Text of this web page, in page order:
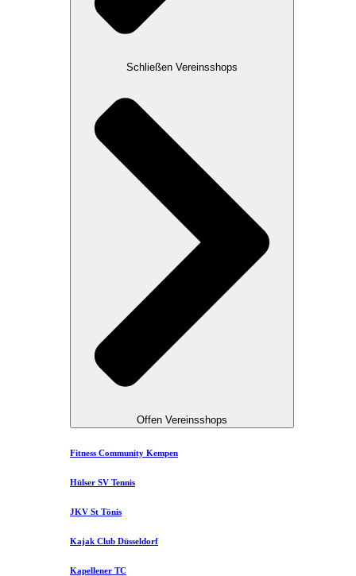
Schließen Vereinsshops
Offen Vereinsshops
Fitness Community Kempen
Hülser SV Tennis
JKV St Tönis
Kajak Club Düsseldorf
Kapellener TC